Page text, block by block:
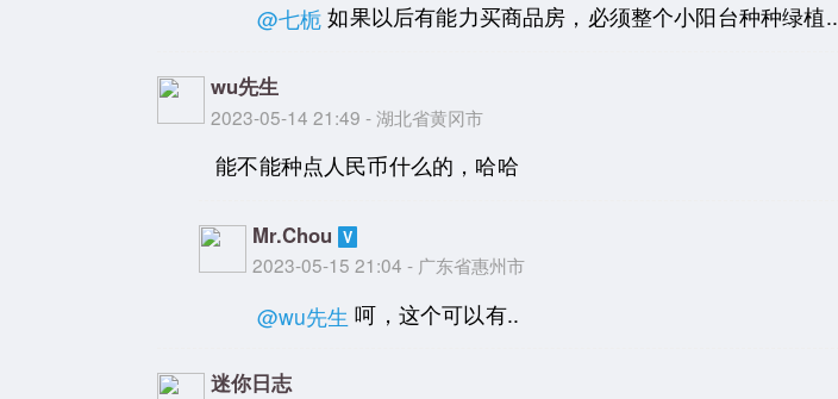
@七栀 如果以后有能力买商品房，必须整个小阳台种种绿植..
wu先生
2023-05-14 21:49 - 湖北省黄冈市
能不能种点人民币什么的，哈哈
Mr.Chou
2023-05-15 21:04 - 广东省惠州市
@wu先生 呵，这个可以有..
迷你日志